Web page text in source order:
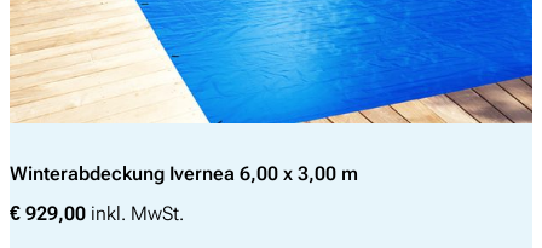
Winterabdeckung Ivernea 6,00 x 3,00 m
€ 929,00 inkl. MwSt.